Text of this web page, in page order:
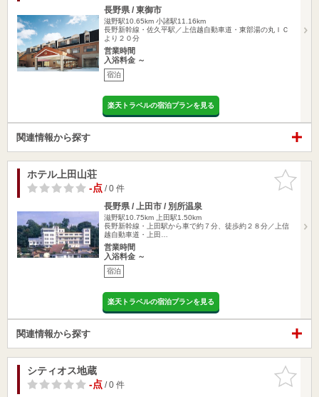
長野県 / 東御市
滋野駅10.65km 小諸駅11.16km
長野新幹線・佐久平駅／上信越自動車道・東部湯の丸ＩＣ
より２０分
営業時間
入浴料金 ～
宿泊
楽天トラベルの宿泊プランを見る
関連情報から探す
お気に入
りに追加
ホテル上田山荘
-点/ 0 件
長野県 / 上田市 / 別所温泉
滋野駅10.75km
上田駅1.50km
長野新幹線・上田駅から車で約７分、徒歩約２８分／上信
越自動車道・上田…
営業時間
入浴料金 ～
宿泊
楽天トラベルの宿泊プランを見る
関連情報から探す
お気に入
りに追加
シティオス地蔵
-点/ 0 件